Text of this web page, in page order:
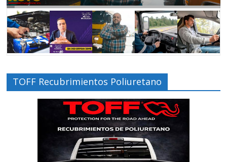
TOFF Recubrimientos Poliuretano